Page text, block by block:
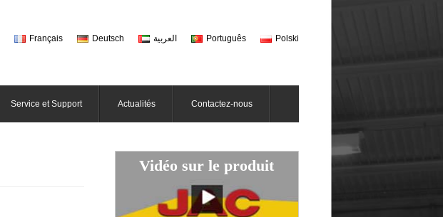
Français Deutsch العربية Português Polski
Service et Support Actualités Contactez-nous
Vidéo sur le produit